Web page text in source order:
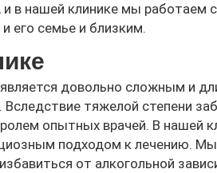
в нашей клинике мы
его семье и близким.
довольно сложным и
тяжелой степени
опытных врачей. В нашей
подходом к лечению.
от алкогольной